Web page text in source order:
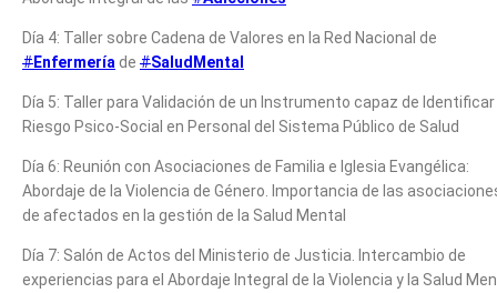
Día 4: Taller sobre Cadena de Valores en la Red Nacional de
#Enfermería de #SaludMental
Día 5: Taller para Validación de un Instrumento capaz de Identificar
Riesgo Psico-Social en Personal del Sistema Público de Salud
Día 6: Reunión con Asociaciones de Familia e Iglesia Evangélica:
Abordaje de la Violencia de Género. Importancia de las
de afectados en la gestión de la Salud Mental
Día 7: Salón de Actos del Ministerio de Justicia. Intercambio de
experiencias para el Abordaje Integral de la Violencia y la Salud